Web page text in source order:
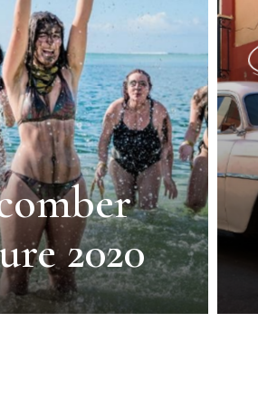
2020